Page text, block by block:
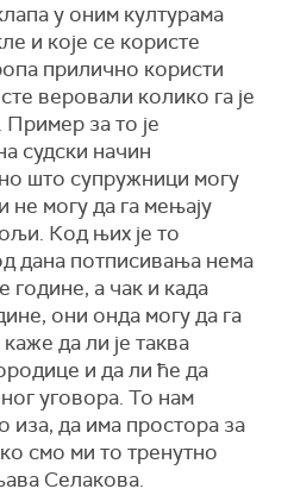
у оним културама
и које се користе
прилично користи
веровали колико га је
за то је
судски начин
што супружници могу
не могу да га мењају
Код њих је то
дана потписивања нема
године, а чак и када
они онда могу да га
да ли је таква
и да ли ће да
уговора. То нам
иза, да има простора за
смо ми то тренутно
Селакова.